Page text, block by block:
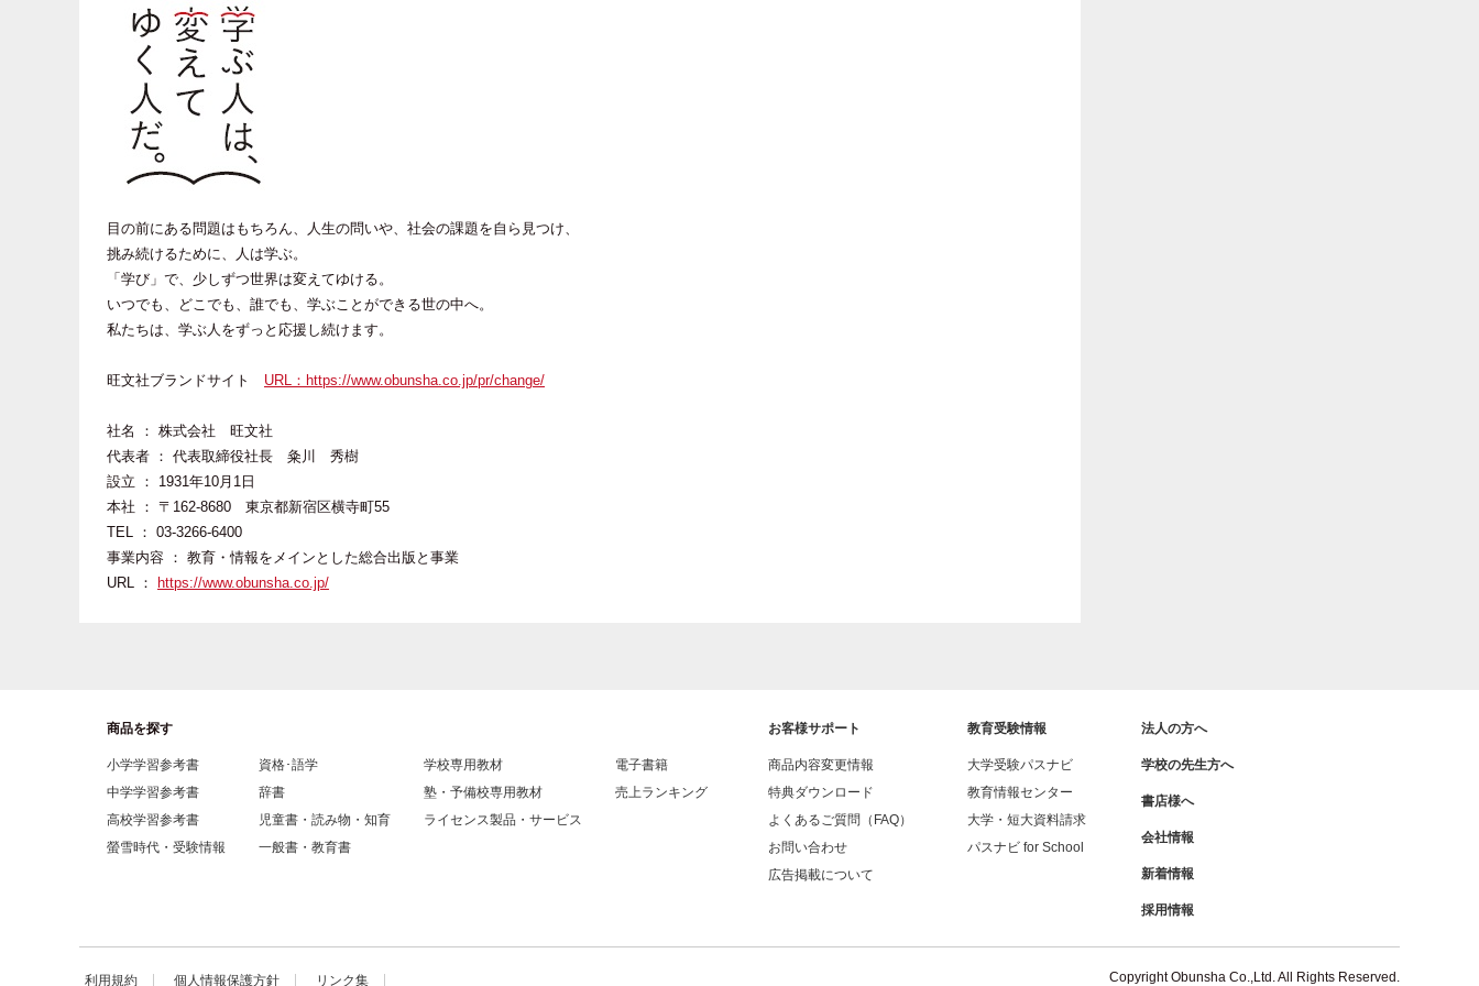
目の前にある問題はもちろん、人生の問いや、社会の課題を自ら見つけ、
挑み続けるために、人は学ぶ。
「学び」で、少しずつ世界は変えてゆける。
いつでも、どこでも、誰でも、学ぶことができる世の中へ。
私たちは、学ぶ人をずっと応援し続けます。
旺文社ブランドサイト URL： https://www.obunsha.co.jp/pr/change/
社名 ： 株式会社 旺文社
代表者 ： 代表取締役社長 粂川 秀樹
設立 ： 1931年10月1日
本社 ： 〒162-8680 東京都新宿区横寺町55
TEL ： 03-3266-6400
事業内容 ： 教育・情報をメインとした総合出版と事業
URL ：
https://www.obunsha.co.jp/
商品を探す
小学学習参考書
中学学習参考書
高校学習参考書
螢雪時代・受験情報
資格･語学
辞書
児童書・読み物・知育
一般書・教育書
学校専用教材
塾・予備校専用教材
ライセンス製品・サービス
電子書籍
売上ランキング
お客様サポート
商品内容変更情報
特典ダウンロード
よくあるご質問（FAQ）
お問い合わせ
広告掲載について
教育受験情報
大学受験パスナビ
教育情報センター
大学・短大資料請求
パスナビ for School
法人の方へ
学校の先生方へ
書店様へ
会社情報
新着情報
採用情報
利用規約 個人情報保護方針 リンク集 Copyright Obunsha Co.,Ltd. All Rights Reserved.